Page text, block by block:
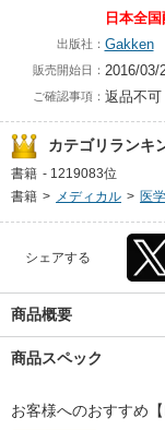
日本全
出版社： Gakken
販売開始日： 2016/03/
ご確認事項： 返品不可
カテゴリランキ
書籍 - 1219083位
書籍 > メディカル > 医学
シェアする
商品概要
商品スペック
お客様へのおすすめ【